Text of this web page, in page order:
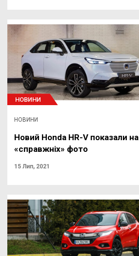
НОВИНИ
НОВИНИ
Новий Honda HR-V показали на
«справжніх» фото
15 Лип, 2021